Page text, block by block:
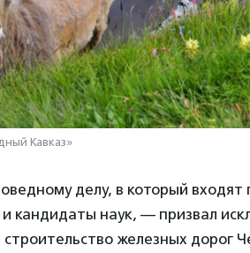
Кавказ»
делу, в который
кандидаты наук, — призвал
строительство железных дорог